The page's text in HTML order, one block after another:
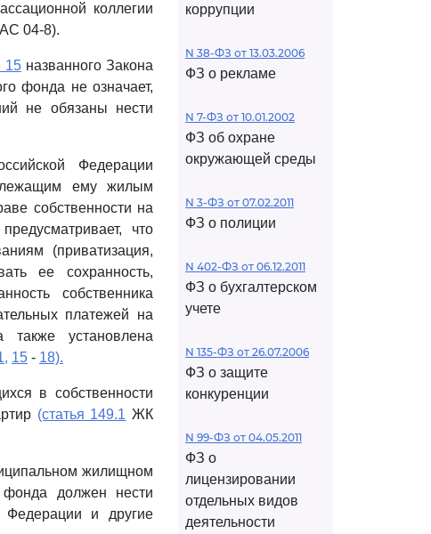
коллегии
04-8).
15названного Закона
фонда не означает,
не обязаны нести
Федерации
ему жилым
собственности на
предусматривает, что
(приватизация,
ее сохранность,
собственника
платежей на
установлена
15 - 18).
в собственности
(статья 149.1 ЖК
жилищном
должен нести
Федерации и другие
коррупции
N 38-ФЗ от 13.03.2006
ФЗ о рекламе
N 7-ФЗ от 10.01.2002
ФЗ об охране
окружающей среды
N 3-ФЗ от 07.02.2011
ФЗ о полиции
N 402-ФЗ от 06.12.2011
ФЗ о бухгалтерском
учете
N 135-ФЗ от 26.07.2006
ФЗ о защите
конкуренции
N 99-ФЗ от 04.05.2011
ФЗ о
лицензировании
отдельных видов
деятельности